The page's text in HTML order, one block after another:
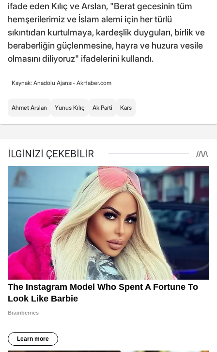
ifade eden Kılıç ve Arslan, "Berat gecesinin tüm
hemşerilerimiz ve İslam alemi için her türlü
sıkıntıdan kurtulmaya, kardeşlik duyguları, birlik ve
beraberliğin güçlenmesine, hayra ve huzura vesile
olmasını diliyoruz" ifadelerini kullandı.
Kaynak: Anadolu Ajansı- AkHaber.com
Ahmet Arslan Yunus Kılıç Ak Parti Kars